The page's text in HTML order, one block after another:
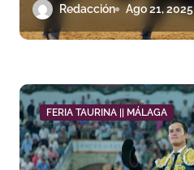
FortesRedacción Ago 21, 2025
FERIA TAURINA || MÁLAGA